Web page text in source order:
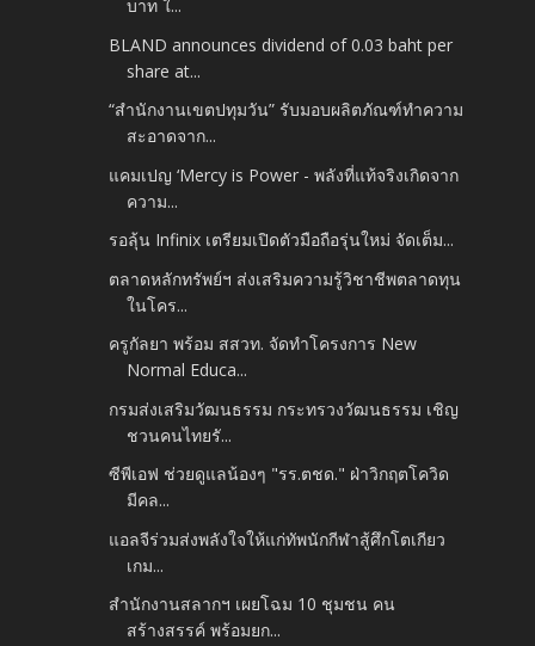
บาท ใ...
BLAND announces dividend of 0.03 baht per
share at...
“สำนักงานเขตปทุมวัน” รับมอบผลิตภัณฑ์ทำความ
สะอาดจาก...
แคมเปญ ‘Mercy is Power - พลังที่แท้จริงเกิดจาก
ความ...
รอลุ้น Infinix เตรียมเปิดตัวมือถือรุ่นใหม่ จัดเต็ม...
ตลาดหลักทรัพย์ฯ ส่งเสริมความรู้วิชาชีพตลาดทุน
ในโคร...
ครูกัลยา พร้อม สสวท. จัดทำโครงการ New
Normal Educa...
กรมส่งเสริมวัฒนธรรม กระทรวงวัฒนธรรม เชิญ
ชวนคนไทยรั...
ซีพีเอฟ ช่วยดูแลน้องๆ "รร.ตชด." ฝ่าวิกฤตโควิด
มีคล...
แอลจีร่วมส่งพลังใจให้แก่ทัพนักกีฬาสู้ศึกโตเกียว
เกม...
สำนักงานสลากฯ เผยโฉม 10 ชุมชน คน
สร้างสรรค์ พร้อมยก...